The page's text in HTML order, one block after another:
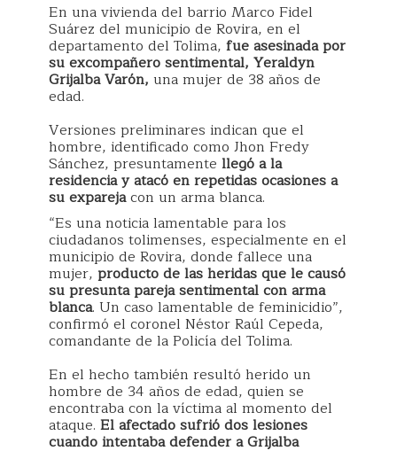
En una vivienda del barrio Marco Fidel
Suárez del municipio de Rovira, en el
departamento del Tolima, fue asesinada por
su excompañero sentimental, Yeraldyn
Grijalba Varón, una mujer de 38 años de
edad.
Versiones preliminares indican que el
hombre, identificado como Jhon Fredy
Sánchez, presuntamente llegó a la
residencia y atacó en repetidas ocasiones a
su exparejacon un arma blanca.
“Es una noticia lamentable para los
ciudadanos tolimenses, especialmente en el
municipio de Rovira, donde fallece una
mujer, producto de las heridas que le causó
su presunta pareja sentimental con arma
blanca. Un caso lamentable de feminicidio”,
confirmó el coronel Néstor Raúl Cepeda,
comandante de la Policía del Tolima.
En el hecho también resultó herido un
hombre de 34 años de edad, quien se
encontraba con la víctima al momento del
ataque. El afectadosufrió dos lesiones
cuando intentaba defender a Grijalba